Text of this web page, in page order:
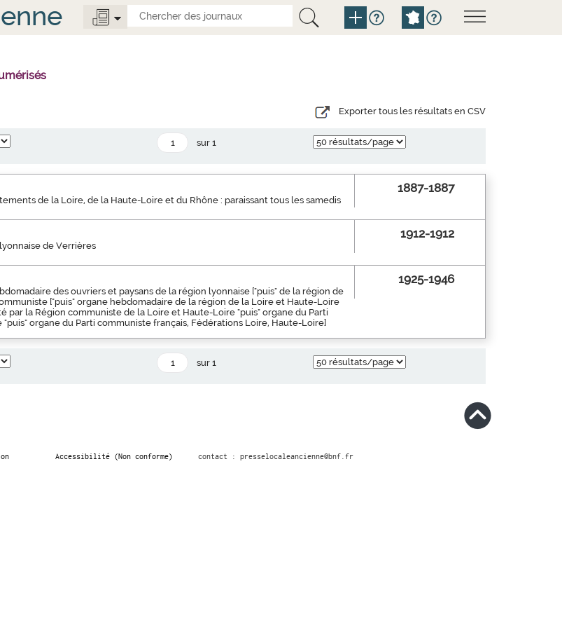
Exporter tous les résultats en CSV
sur 1
de la Loire, de la Haute-Loire et du Rhône : paraissant tous les samedis
1887-1887
de Verrières
1912-1912
des ouvriers et paysans de la région lyonnaise ["puis" de la région de
["puis" organe hebdomadaire de la région de la Loire et Haute-Loire
par la Région communiste de la Loire et Haute-Loire "puis" organe du Parti
organe du Parti communiste français, Fédérations Loire, Haute-Loire]
1925-1946
sur 1
Accessibilité (Non conforme) contact : presselocaleancienne@bnf.fr